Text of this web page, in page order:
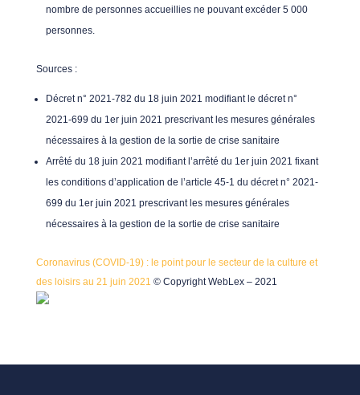
nombre de personnes accueillies ne pouvant excéder 5 000
personnes.
Sources :
Décret n° 2021-782 du 18 juin 2021 modifiant le décret n°
2021-699 du 1er juin 2021 prescrivant les mesures générales
nécessaires à la gestion de la sortie de crise sanitaire
Arrêté du 18 juin 2021 modifiant l’arrêté du 1er juin 2021 fixant
les conditions d’application de l’article 45-1 du décret n° 2021-
699 du 1er juin 2021 prescrivant les mesures générales
nécessaires à la gestion de la sortie de crise sanitaire
Coronavirus (COVID-19) : le point pour le secteur de la culture et
des loisirs au 21 juin 2021 © Copyright WebLex – 2021